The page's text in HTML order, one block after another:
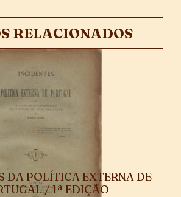
RELACIONADOS
DA POLÍTICA EXTERNA DE
/ 1ª EDIÇÃO